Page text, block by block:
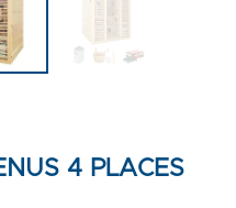
4 PLACES